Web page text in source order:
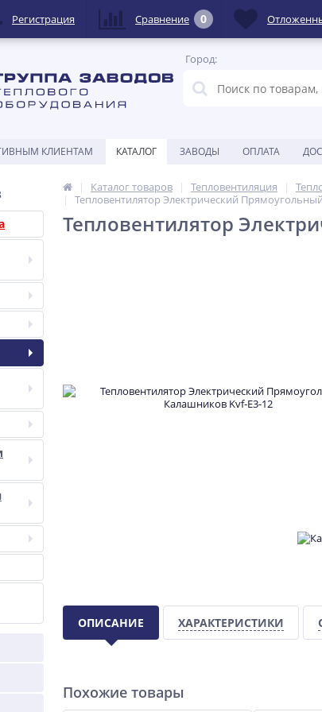
Город:
КЛИЕНТАМ КАТАЛОГ ЗАВОДЫ ОПЛАТА
Каталог товаров Тепловентиляция
Тепловентилятор Электрический
Тепловентилятор
ОПИСАНИЕ ХАРАКТЕРИСТИКИ
Похожие товары
Регистрация Сравнение 0